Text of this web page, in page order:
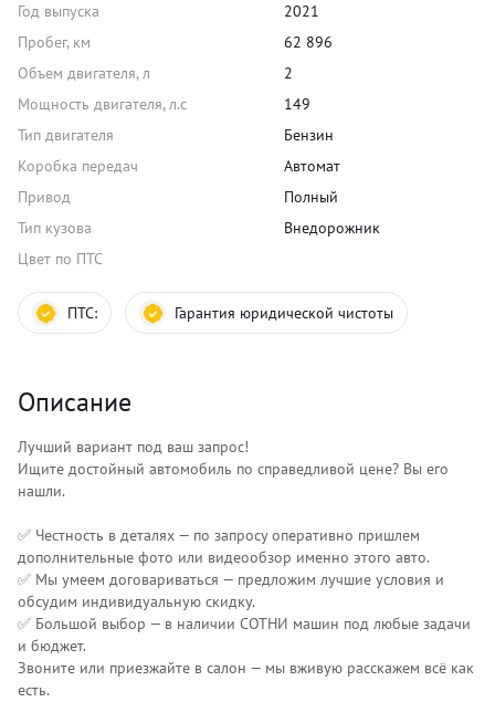
Год выпуска
2021
Пробег, км
62 896
Объем двигателя, л
2
Мощность двигателя, л.с
149
Тип двигателя
Бензин
Коробка передач
Автомат
Привод
Полный
Тип кузова
Внедорожник
Цвет по ПТС
ПТС: Гарантия юридической чистоты
Описание
Лучший вариант под ваш запрос!
Ищите достойный автомобиль по справедливой цене? Вы его
нашли.
✅ Честность в деталях — по запросу оперативно пришлем
дополнительные фото или видеообзор именно этого авто.
✅ Мы умеем договариваться — предложим лучшие условия и
обсудим индивидуальную скидку.
✅ Большой выбор — в наличии СОТНИ машин под любые задачи
и бюджет.
Звоните или приезжайте в салон — мы вживую расскажем всё как
есть.